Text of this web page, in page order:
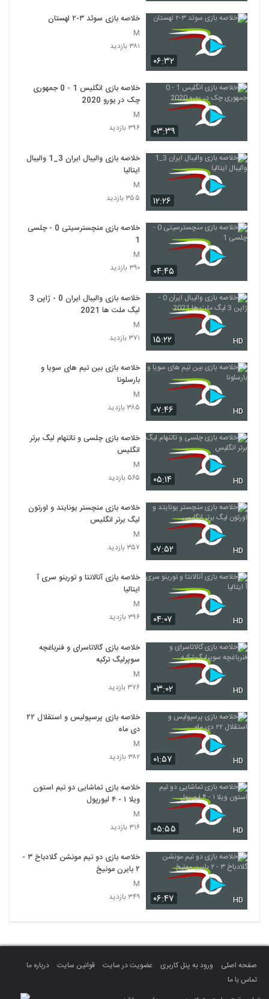
۰۶:۳۲
خلاصه بازی سوئد ۳-۲ لهستان
M
۳۸۱ بازدید
۰۳:۳۹
خلاصه بازی انگلیس 1 - 0 جمهوری
چک در یورو 2020
M
۳۹۶ بازدید
۱۲:۲۶
خلاصه بازی والیبال ایران 3_1 والیبال
ایتالیا
M
۳۵۵ بازدید
۰۴:۴۵
خلاصه بازی منچسترسیتی 0 - چلسی
1
M
۳۹۰ بازدید
۱۵:۲۲ HD
خلاصه بازی والیبال ایران 0 - ژاپن 3
لیگ ملت ها 2021
M
۳۷۱ بازدید
۰۷:۴۶ HD
خلاصه بازی بین تیم های سویا و
بارسلونا
M
۳۸۵ بازدید
۰۵:۱۴ HD
خلاصه بازی چلسی و تاتنهام لیگ برتر
انگلیس
M
۵۶۵ بازدید
۰۷:۵۲ HD
خلاصه بازی منچستر یونایتد و اورتون
لیگ برتر انگلیس
M
۳۵۷ بازدید
۰۴:۰۷ HD
خلاصه بازی آتالانتا و تورینو سری آ
ایتالیا
M
۳۹۶ بازدید
۰۳:۰۲ HD
خلاصه بازی گالاتاسرای و فنرباغچه
سوپرلیگ ترکیه
M
۳۷۶ بازدید
۰۱:۵۷ HD
خلاصه بازی پرسپولیس و استقلال ۲۲
دی ماه
M
۳۸۲ بازدید
۰۵:۵۵ HD
خلاصه بازی تماشایی دو تیم استون
ویلا ۱ - ۴ لیورپول
M
۳۱۶ بازدید
۰۶:۴۷ HD
خلاصه بازی دو تیم مونشن گلادباخ ۳ -
۲ بایرن مونیخ
M
۳۴۹ بازدید
صفحه اصلی ورود به پنل کاربری عضویت در سایت قوانین سایت
درباره ما
تماس با ما